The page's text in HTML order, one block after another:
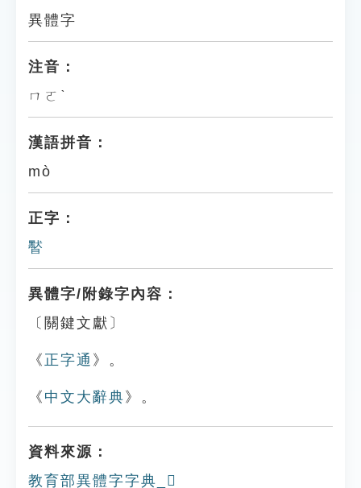
異體字
注音：
ㄇㄛˋ
漢語拼音：
mò
正字：
䁿
異體字/附錄字內容：
〔關鍵文獻〕
《 正字通 》。
《 中文大辭典 》。
資料來源：
教育部異體字字典_𥊷